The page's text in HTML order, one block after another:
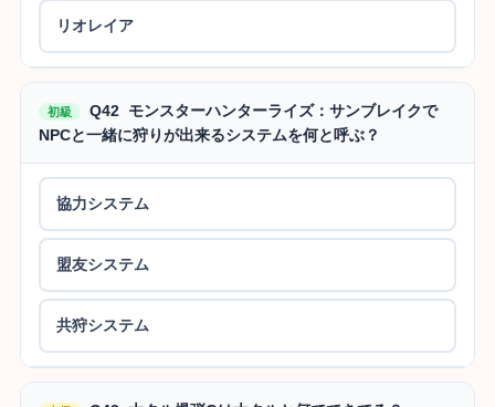
リオレイア
初級
Q42 モンスターハンターライズ：サンブレイクで
NPCと一緒に狩りが出来るシステムを何と呼ぶ？
協力システム
盟友システム
共狩システム